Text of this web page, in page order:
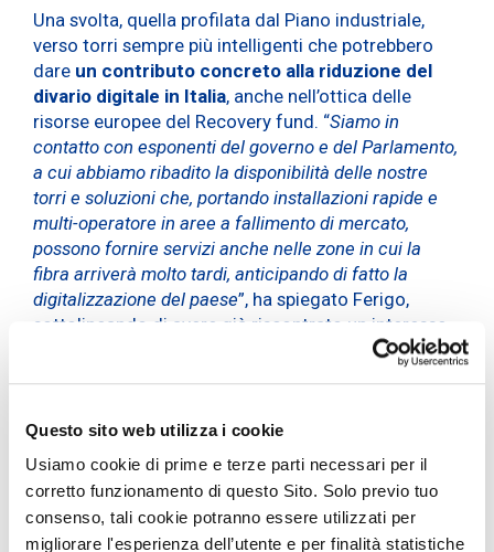
Questo sito web utilizza i cookie
Usiamo cookie di prime e terze parti necessari per il
corretto funzionamento di questo Sito. Solo previo tuo
consenso, tali cookie potranno essere utilizzati per
migliorare l'esperienza dell’utente e per finalità statistiche
Una svolta, quella profilata dal Piano industriale,
verso torri sempre più intelligenti che potrebbero
dare un contributo concreto alla riduzione del
divario digitale in Italia, anche nell’ottica delle
risorse europee del Recovery fund. “Siamo in
contatto con esponenti del governo e del Parlamento,
a cui abbiamo ribadito la disponibilità delle nostre
torri e soluzioni che, portando installazioni rapide e
multi-operatore in aree a fallimento di mercato,
possono fornire servizi anche nelle zone in cui la
fibra arriverà molto tardi, anticipando di fatto la
digitalizzazione del paese”, ha spiegato Ferigo,
sottolineando di avere già riscontrato un interesse
concreto nei confronti delle soluzioni e dei progetti
Avendo torri smart anche in
operatori, apriamo il mercato a chiunque anche sul
ribadendo l’elevata expertise di INWIT soprattutto
nelle coperture indoor.
“Siamo front runner in Europa nelle soluzioni 4.0: in